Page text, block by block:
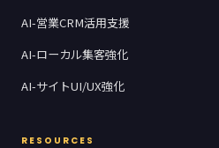
AI-営業CRM活用支援
AI-ローカル集客強化
AI-サイトUI/UX強化
RESOURCES